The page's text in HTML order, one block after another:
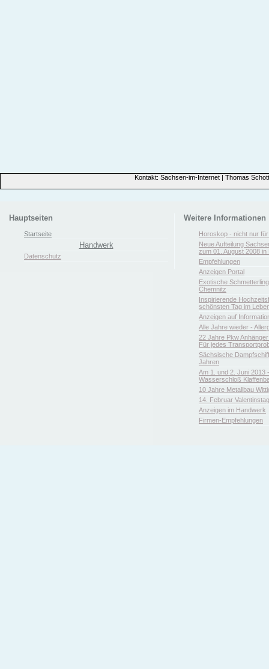
Kontakt: Sachsen-im-Internet | Thomas
Hauptseiten
Startseite
Handwerk
Datenschutz
Weitere Informationen
Horoskop - nicht nur
Neue Aufteilung
zum 01. August 2008 in
Empfehlungen
Anzeigen Portal
Exotische
Chemnitz
Inspirierende
schönsten Tag im
Anzeigen auf
Alle Jahre wieder -
22 Jahre Pkw
Für jedes
Sächsische
Jahren
Am 1. und 2. Juni 2013
Wasserschloß
10 Jahre Metallbau
14. Februar
Anzeigen im Handwerk
Firmen-Empfehlungen